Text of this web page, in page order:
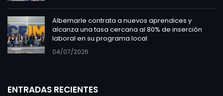
Albemarle contrata a nuevos aprendices y
alcanza una tasa cercana al 80% de inserción
laboral en su programa local
04/07/2026
ENTRADAS RECIENTES